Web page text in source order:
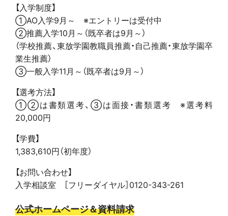
【入学制度】
①AO入学9月～ ※エントリーは受付中
②推薦入学10月～（既卒者は9月～）
（学校推薦、東放学園教職員推薦・自己推薦・東放学園卒
業生推薦）
③一般入学11月～（既卒者は9月～）
【選考方法】
①②は書類選考、③は面接・書類選考 ※選考料
20,000円
【学費】
1,383,610円（初年度）
【お問い合わせ】
入学相談室 ［フリーダイヤル］0120-343-261
公式ホームページ＆資料請求